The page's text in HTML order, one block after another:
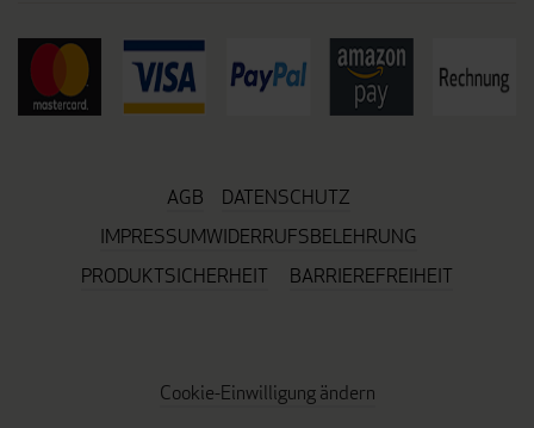
AGB
DATENSCHUTZ
IMPRESSUMWIDERRUFSBELEHRUNG
PRODUKTSICHERHEIT
BARRIEREFREIHEIT
Cookie-Einwilligung ändern